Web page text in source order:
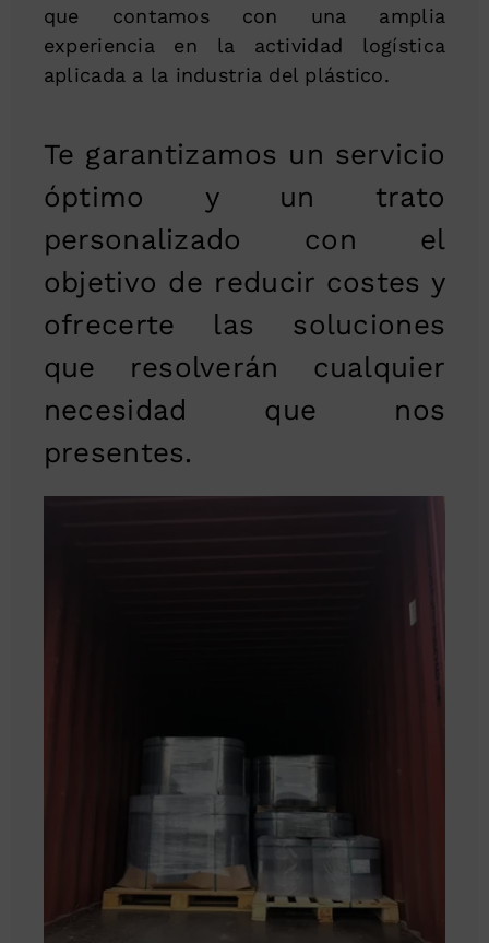
que contamos con una amplia
experiencia en la actividad logística
aplicada a la industria del plástico.
Te garantizamos un servicio
óptimo y un trato
personalizado con el
objetivo de reducir costes y
ofrecerte las soluciones
que resolverán cualquier
necesidad que nos
presentes.